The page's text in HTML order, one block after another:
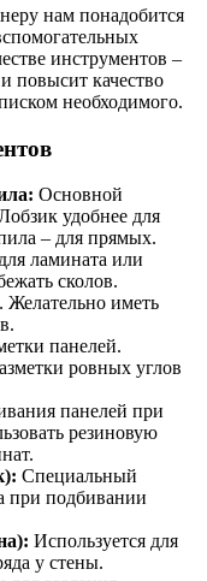
нам понадобится
инструментов –
повысит качество
необходимого.
Основной
удобнее для
– для прямых.
ламината или
сколов.
иметь
панелей.
ровных углов
панелей при
резиновую
Специальный
при подбивании
Используется для
у стены.